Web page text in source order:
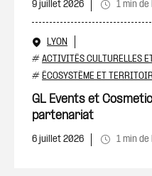
9 juillet 2026 1 min
LYON
# ACTIVITÉS CULTURELLES
# ÉCOSYSTÈME ET
GL Events et
partenariat
6 juillet 2026 1 min